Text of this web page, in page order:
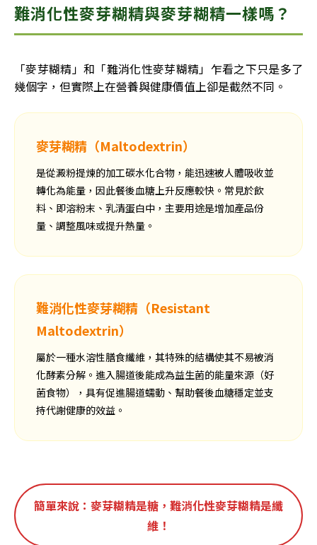
難消化性麥芽糊精與麥芽糊精一樣嗎？
「麥芽糊精」和「難消化性麥芽糊精」乍看之下只是多了
幾個字，但實際上在營養與健康價值上卻是截然不同。
麥芽糊精（Maltodextrin）
是從澱粉提煉的加工碳水化合物，能迅速被人體吸收並
轉化為能量，因此餐後血糖上升反應較快。常見於飲
料、即溶粉末、乳清蛋白中，主要用途是增加產品份
量、調整風味或提升熱量。
難消化性麥芽糊精（Resistant
Maltodextrin）
屬於一種水溶性膳食纖維，其特殊的結構使其不易被消
化酵素分解。進入腸道後能成為益生菌的能量來源（好
菌食物），具有促進腸道蠕動、幫助餐後血糖穩定並支
持代謝健康的效益。
簡單來說：麥芽糊精是糖，難消化性麥芽糊精是纖
維！